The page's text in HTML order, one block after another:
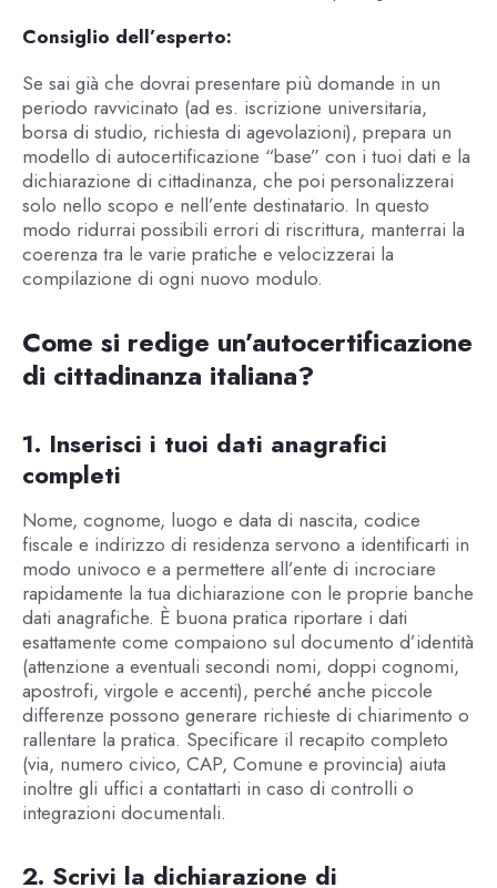
Consiglio dell’esperto:
Se sai già che dovrai presentare più domande in un
periodo ravvicinato (ad es. iscrizione universitaria,
borsa di studio, richiesta di agevolazioni), prepara un
modello di autocertificazione “base” con i tuoi dati e la
dichiarazione di cittadinanza, che poi personalizzerai
solo nello scopo e nell’ente destinatario. In questo
modo ridurrai possibili errori di riscrittura, manterrai la
coerenza tra le varie pratiche e velocizzerai la
compilazione di ogni nuovo modulo.
Come si redige un’autocertificazione
di cittadinanza italiana?
1. Inserisci i tuoi dati anagrafici
completi
Nome, cognome, luogo e data di nascita, codice
fiscale e indirizzo di residenza servono a identificarti in
modo univoco e a permettere all’ente di incrociare
rapidamente la tua dichiarazione con le proprie banche
dati anagrafiche. È buona pratica riportare i dati
esattamente come compaiono sul documento d’identità
(attenzione a eventuali secondi nomi, doppi cognomi,
apostrofi, virgole e accenti), perché anche piccole
differenze possono generare richieste di chiarimento o
rallentare la pratica. Specificare il recapito completo
(via, numero civico, CAP, Comune e provincia) aiuta
inoltre gli uffici a contattarti in caso di controlli o
integrazioni documentali.
2. Scrivi la dichiarazione di